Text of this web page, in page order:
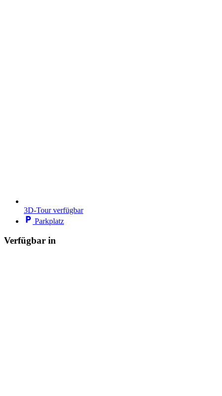
3D-Tour verfügbar
Parkplatz
Verfügbar in